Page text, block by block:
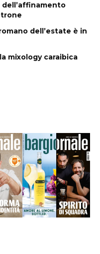
dell’affinamento
dell’estate è in
mixology caraibica